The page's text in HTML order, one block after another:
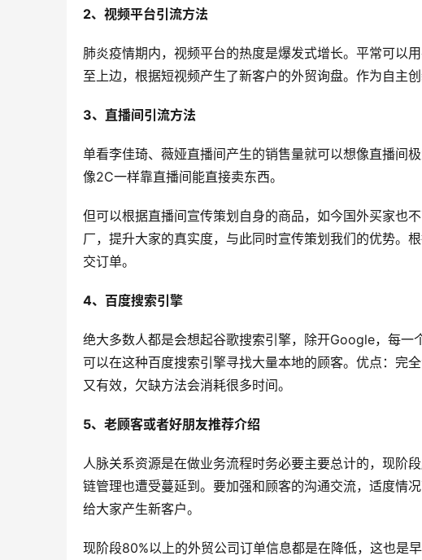
2、视频平台引流方法
肺炎疫情期内，视频平台的热度是爆发式增长。平常可以
至上边，根据短视频产生了新客户的外贸询盘。作为自主
3、直播间引流方法
单看李佳琦、薇娅直播间产生的销售量就可以想像直播间
像2C一样靠直播间能直接卖东西。
但可以根据直播间宣传策划自身的商品，如今国外买家也
厂，提升大家的真实度，与此同时宣传策划我们的优势。
交订单。
4、百度搜索引擎
绝大多数人都是会想起谷歌搜索引擎，除开Google，每一
可以在这种百度搜索引擎寻找大量本地的顾客。优点：完
又有效，欠缺方法会消耗很多时间。
5、老顾客或者好朋友推荐介绍
人脉关系资源是在做业务流程时务必要主要总计的，现阶
链管理也遭受蔓延到。要加强和顾客的沟通交流，适度情
给大家产生新客户。
现阶段80%以上的外贸公司订单信息都是在降低，这也是